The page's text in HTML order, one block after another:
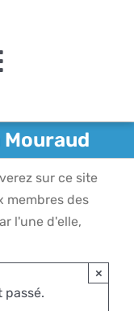
Mouraud
sur ce site
membres des
l'une d'elle,
passé.
×